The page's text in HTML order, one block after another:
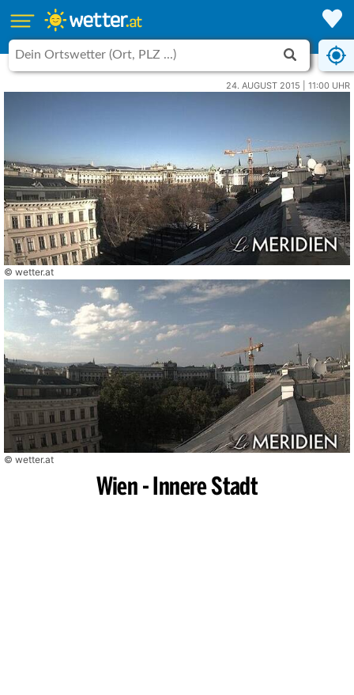
24. AUGUST 2015 | 11:00 UHR
© wetter.at
© wetter.at
Wien - Innere Stadt